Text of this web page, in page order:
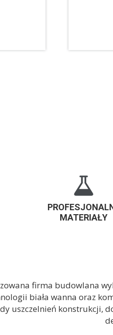
MATERIAŁY
firma budowlana
biała wanna oraz
uszczelnień konstrukcji,